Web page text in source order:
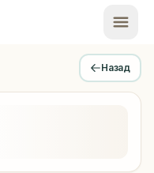
Authority in Saint
Назад